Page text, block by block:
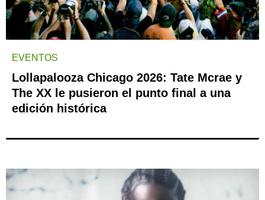
EVENTOS
Lollapalooza Chicago 2026: Tate Mcrae y
The XX le pusieron el punto final a una
edición histórica